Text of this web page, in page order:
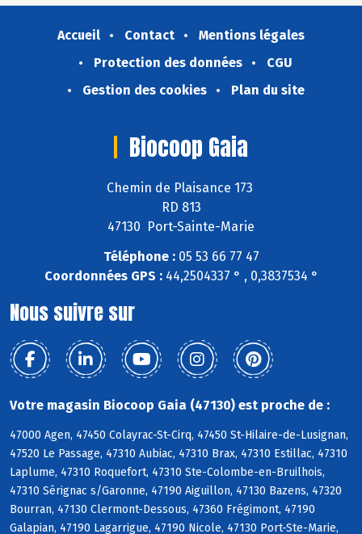
Accueil Contact
Mentions légales
Protection des données
CGU
Gestion des cookies
Plan du site
Biocoop Gaia
Chemin de Plaisance 173
RD 813
47130 Port-Sainte-Marie
Téléphone :05 53 66 77 47
Coordonnées GPS :44,2504337 ° , 0,3837534 °
Nous suivre sur
Votre magasin Biocoop Gaia (47130) est proche de :
47000 Agen, 47450 Colayrac-St-Cirq, 47450 St-Hilaire-de-Lusignan,
47520 Le Passage, 47310 Aubiac, 47310 Brax, 47310 Estillac, 47310
Laplume, 47310 Roquefort, 47310 Ste-Colombe-en-Bruilhois,
47310 Sérignac s/Garonne, 47190 Aiguillon, 47130 Bazens, 47320
Bourran, 47130 Clermont-Dessous, 47360 Frégimont, 47190
Galapian, 47190 Lagarrigue, 47190 Nicole, 47130 Port-Ste-Marie,